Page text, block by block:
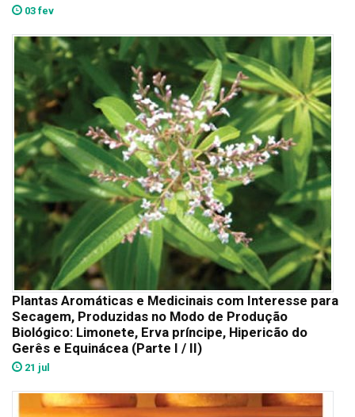
03 fev
Plantas Aromáticas e Medicinais com Interesse para
Secagem, Produzidas no Modo de Produção
Biológico: Limonete, Erva príncipe, Hipericão do
Gerês e Equinácea (Parte I / II)
21 jul